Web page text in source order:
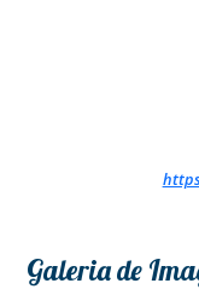
Galeria de